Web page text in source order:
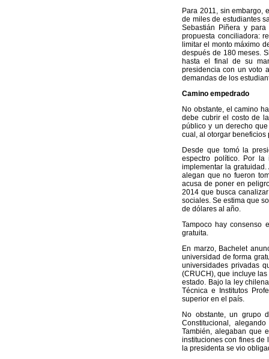
Para 2011, sin embargo,
de miles de estudiantes
Sebastián Piñera y
propuesta conciliadora:
limitar el monto máximo
después de 180 meses.
hasta el final de su
presidencia con un voto
demandas de los
Camino empedrado
No obstante, el camino
debe cubrir el costo de
público y un derecho
cual, al otorgar
Desde que tomó la
espectro político. Por la
implementar la
alegan que no fueron
acusa de poner en
2014 que busca
sociales. Se estima que
de dólares al año.
Tampoco hay consenso
gratuita.
En marzo, Bachelet
universidad de forma
universidades privadas
(CRUCH), que incluye
estado. Bajo la ley
Técnica e Institutos
superior en el país.
No obstante, un grupo
Constitucional,
También, alegaban que
instituciones con fines de
la presidenta se vio